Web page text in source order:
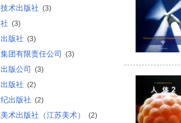
术出版社 (3)
(3)
版社 (3)
团有限责任公司 (3)
版公司 (3)
版社 (2)
出版社 (2)
术出版社（江苏美术） (2)